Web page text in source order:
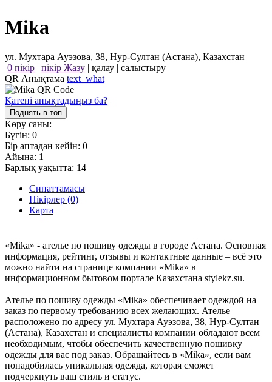
Mika
ул. Мухтара Ауэзова, 38, Нур-Султан (Астана), Казахстан
0 пікір | пікір Жазу | қалау | салыстыру
QR Анықтама text_what
Қатені анықтадыңыз ба?
Поднять в топ
Көру саны:
Бүгін: 0
Бір аптадан кейін: 0
Айына: 1
Барлық уақытта: 14
Сипаттамасы
Пікірлер (0)
Карта
«Mika» - ателье по пошиву одежды в городе Астана. Основная
информация, рейтинг, отзывы и контактные данные – всё это
можно найти на странице компании «Mika» в
информационном бытовом портале Казахстана stylekz.su.
Ателье по пошиву одежды «Mika» обеспечивает одеждой на
заказ по первому требованию всех желающих. Ателье
расположено по адресу ул. Мухтара Ауэзова, 38, Нур-Султан
(Астана), Казахстан и специалисты компании обладают всем
необходимым, чтобы обеспечить качественную пошивку
одежды для вас под заказ. Обращайтесь в «Mika», если вам
понадобилась уникальная одежда, которая сможет
подчеркнуть ваш стиль и статус.